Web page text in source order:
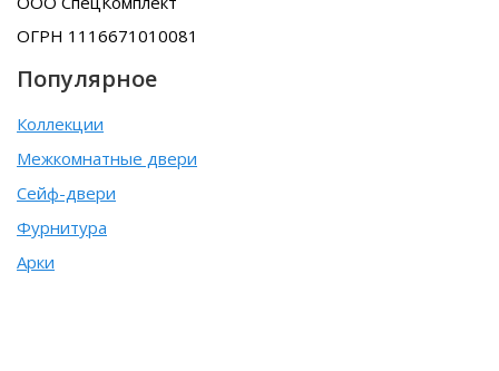
ОГРН 1116671010081
Популярное
Коллекции
Межкомнатные двери
Сейф-двери
Фурнитура
Арки